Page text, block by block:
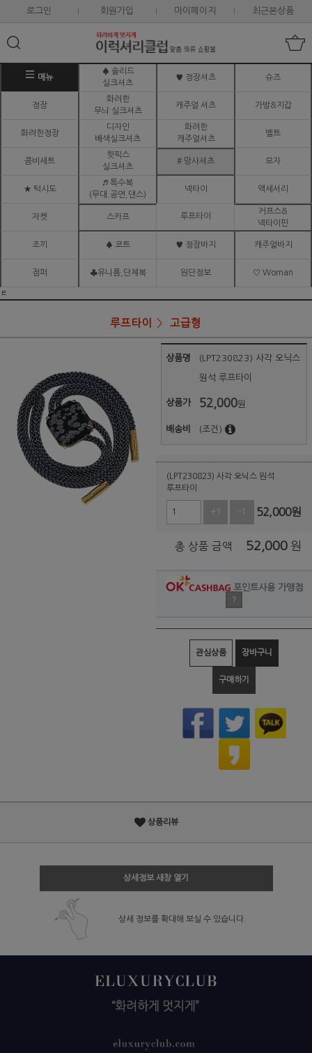
로그인 회원가입 마이페이지 최근본상품
메뉴
♠ 솔리드
실크셔츠
♥ 정장셔츠 슈즈
정장
화려한
무늬 실크셔츠
캐주얼 셔츠 가방&지갑
화려한정장
디자인
배색실크셔츠
화려한
캐주얼셔츠
벨트
콤비세트
핫픽스
실크셔츠
# 망사셔츠 모자
★ 턱시도
♬ 특수복
(무대.공연,댄스)
넥타이 액세서리
자켓 스카프 루프타이
커프스&
넥타이핀
조끼 ♠ 코트 ♥ 정장바지 캐주얼바지
점퍼 ♣유니폼,단체복 원단정보 ♡ Woman
ㅌ
루프타이 고급형
상품명 (LPT230823) 사각 오닉스
원석 루프타이
상품가 52,000원
배송비 (조건)
(LPT230823) 사각 오닉스 원석
루프타이
+1 -1 52,000원
총 상품 금액 52,000 원
포인트사용 가맹점
?
관심상품 장바구니
구매하기
상품리뷰
상세정보 새창 열기
상세 정보를 확대해 보실 수 있습니다.